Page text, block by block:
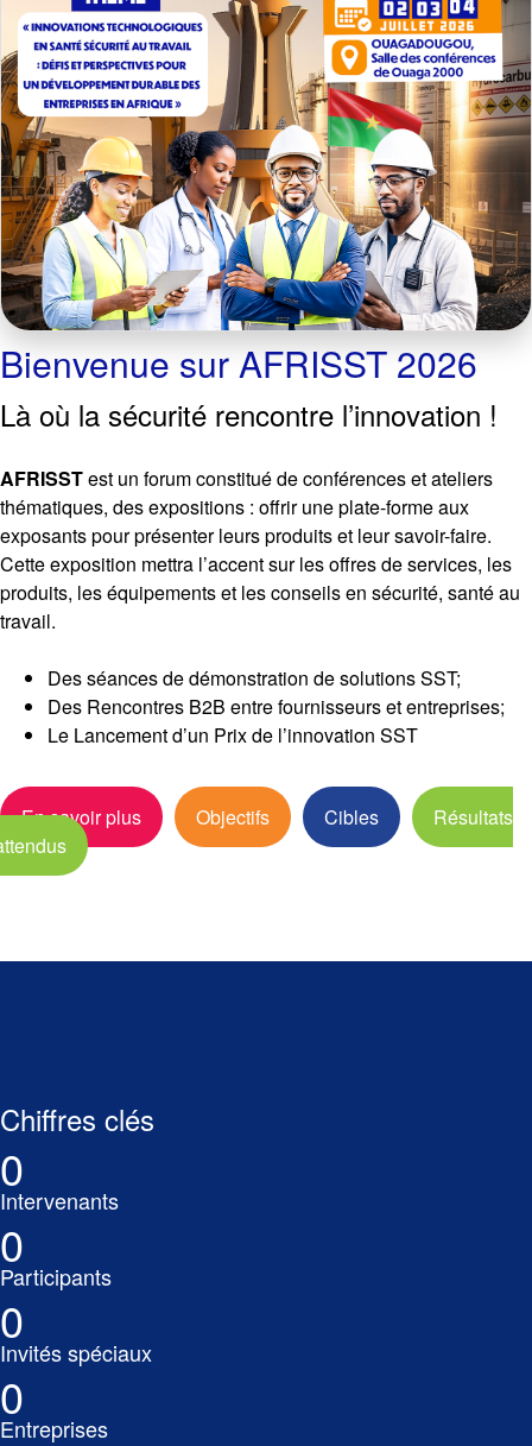
Bienvenue sur AFRISST 2026
Là où la sécurité rencontre l’innovation !
AFRISSTest un forum constitué de conférences et ateliers
thématiques, des expositions : offrir une plate-forme aux
exposants pour présenter leurs produits et leur savoir-faire.
Cette exposition mettra l’accent sur les offres de services, les
produits, les équipements et les conseils en sécurité, santé au
travail.
Des séances de démonstration de solutions SST;
Des Rencontres B2B entre fournisseurs et entreprises;
Le Lancement d’un Prix de l’innovation SST
En savoir plus Objectifs Cibles
Résultats
Chiffres clés
0
Intervenants
0
Participants
0
Invités spéciaux
0
Entreprises